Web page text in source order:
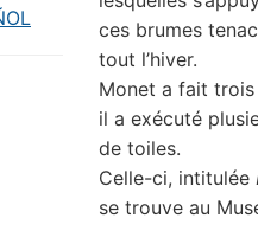
ces brumes
tout l’hiver.
Monet a fait trois
il a exécuté
de toiles.
Celle-ci, intitulée
se trouve au